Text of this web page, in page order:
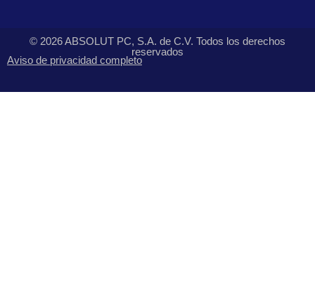
© 2026 ABSOLUT PC, S.A. de C.V. Todos los derechos
reservados
Aviso de privacidad completo